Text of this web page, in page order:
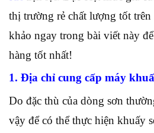
thị trường rẻ chất lượng tốt
khảo ngay trong bài viết này
hàng tốt nhất!
1. Địa chỉ cung cấp máy
Do đặc thù của dòng sơn
vậy để có thể thực hiện khuấy